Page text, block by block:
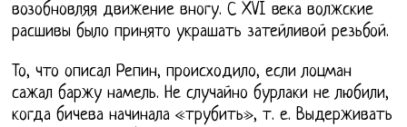
возобновляя движение вногу. С XVI века волжские
расшивы было принято украшать затейливой резьбой.
То, что описал Репин, происходило, если лоцман
сажал баржу намель. Не случайно бурлаки не любили,
когда бичева начинала «трубить», т. е. Выдерживать